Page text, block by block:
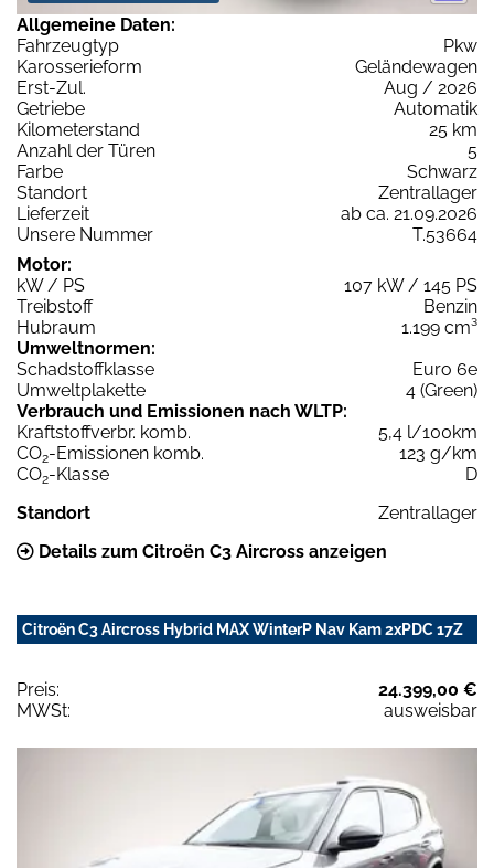
Allgemeine Daten:
Fahrzeugtyp
Pkw
Karosserieform
Geländewagen
Erst-Zul.
Aug / 2026
Getriebe
Automatik
Kilometerstand
25 km
Anzahl der Türen
5
Farbe
Schwarz
Standort
Zentrallager
Lieferzeit
ab ca. 21.09.2026
Unsere Nummer
T.53664
Motor:
kW / PS
107 kW / 145 PS
Treibstoff
Benzin
Hubraum
1.199 cm³
Umweltnormen:
Schadstoffklasse
Euro 6e
Umweltplakette
4 (Green)
Verbrauch und Emissionen nach WLTP:
Kraftstoffverbr. komb.
5,4 l/100km
CO2-Emissionen komb.
123 g/km
CO2-Klasse
D
Standort
Zentrallager
Details zum Citroën C3 Aircross anzeigen
Citroën C3 Aircross Hybrid MAX WinterP Nav Kam 2xPDC 17Z
Preis:
24.399,00 €
MWSt:
ausweisbar